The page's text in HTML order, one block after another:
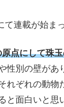
て連載が始ま
点にして珠
性別の壁が
れぞれの動
と面白いと思